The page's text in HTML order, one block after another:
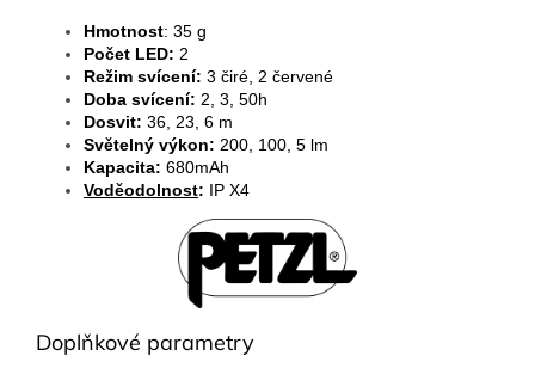
Hmotnost: 35 g
Počet LED: 2
Režim svícení: 3 čiré, 2 červené
Doba svícení: 2, 3, 50h
Dosvit: 36, 23, 6 m
Světelný výkon: 200, 100, 5 lm
Kapacita: 680mAh
Voděodolnost: IP X4
Doplňkové parametry